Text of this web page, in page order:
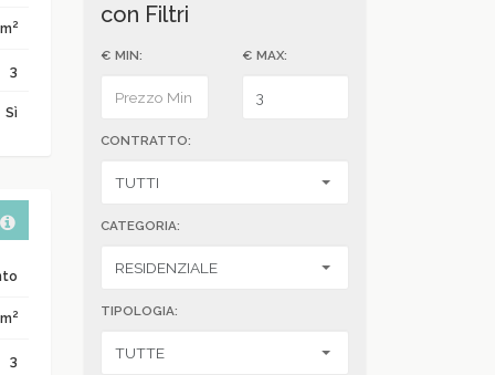
2
3
Sì
2
3
con Filtri
€ MIN: € MAX:
CONTRATTO:
CATEGORIA:
TIPOLOGIA: